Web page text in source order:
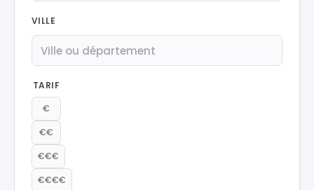
VILLE
TARIF
€
€€
€€€
€€€€